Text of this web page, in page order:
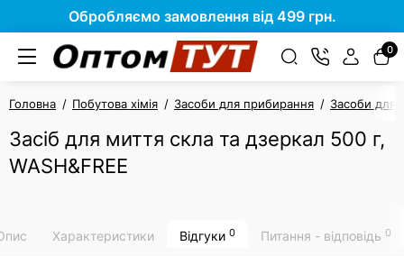
Обробляємо замовлення від 499 грн.
0
Головна Побутова хімія Засоби для прибирання Засоби для
Засіб для миття скла та дзеркал 500 г,
WASH&FREE
Характеристики Відгуки 0 Питання - відповідь 0